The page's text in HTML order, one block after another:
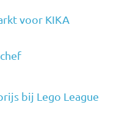
voor KIKA
bij Lego League